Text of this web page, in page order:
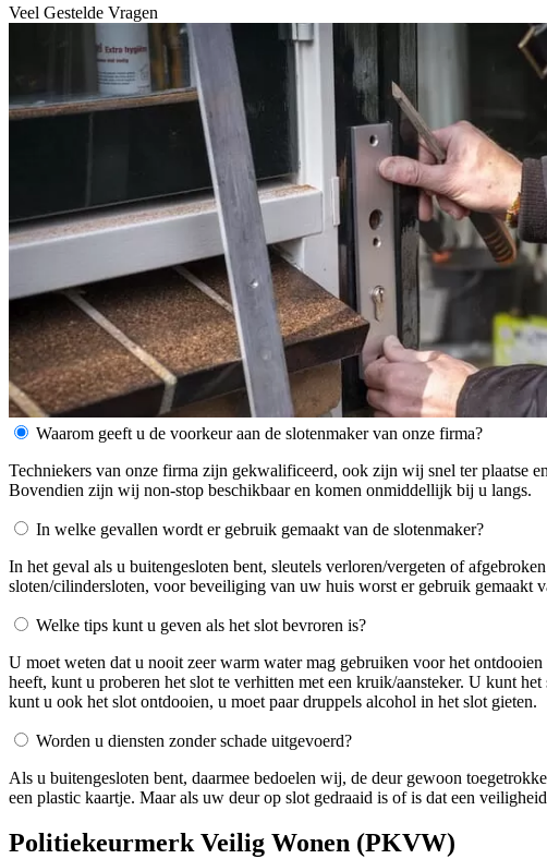
Veel Gestelde Vragen
Waarom geeft u de voorkeur aan de slotenmaker van onze firma?
Techniekers van onze firma zijn gekwalificeerd, ook zijn wij snel ter plaatse
Bovendien zijn wij non-stop beschikbaar en komen onmiddellijk bij u langs.
In welke gevallen wordt er gebruik gemaakt van de slotenmaker?
In het geval als u buitengesloten bent, sleutels verloren/vergeten of
sloten/cilindersloten, voor beveiliging van uw huis worst er gebruik gemaakt
Welke tips kunt u geven als het slot bevroren is?
U moet weten dat u nooit zeer warm water mag gebruiken voor het
heeft, kunt u proberen het slot te verhitten met een kruik/aansteker. U kunt
kunt u ook het slot ontdooien, u moet paar druppels alcohol in het slot gieten.
Worden u diensten zonder schade uitgevoerd?
Als u buitengesloten bent, daarmee bedoelen wij, de deur gewoon
een plastic kaartje. Maar als uw deur op slot gedraaid is of is dat een
Politiekeurmerk Veilig Wonen (PKVW)